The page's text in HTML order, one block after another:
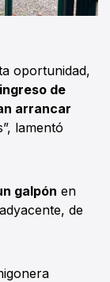
oportunidad,
de
arrancar
lamentó
galpón en
de